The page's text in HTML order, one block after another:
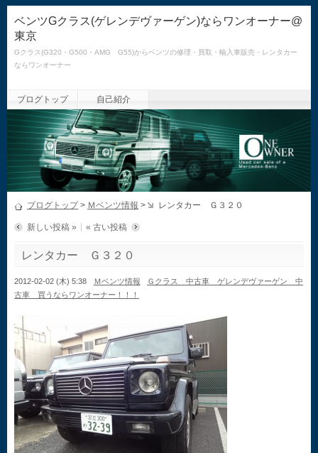
ベンツGクラス(ゲレンデヴァーゲン)ならワンオーナー@
東京
Gクラス(G320・G500・AMG G55)からベンツの修理・買取・輸入車販売・レンタカー
ならワンオーナー
ブログトップ 自己紹介
ブログトップ> Ｍベンツ情報 > レンタカー Ｇ３２０
新しい投稿 » « 古い投稿
レンタカー Ｇ３２０
2012-02-02 (木) 5:38 Ｍベンツ情報
Ｇクラス 中古車 ゲレンデヴァーゲン 中
古車 買うならワンオーナー！！！